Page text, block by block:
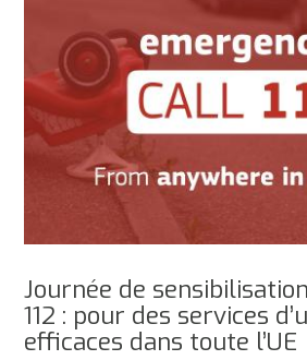
Journée de
112 : pour des services
efficaces dans toute l’UE